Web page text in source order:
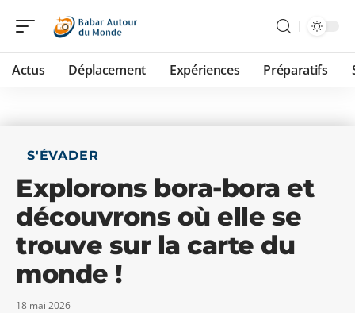
Actus Déplacement Expériences Préparatifs
S'ÉVADER
Explorons bora-bora et
découvrons où elle se
trouve sur la carte du
monde !
18 mai 2026